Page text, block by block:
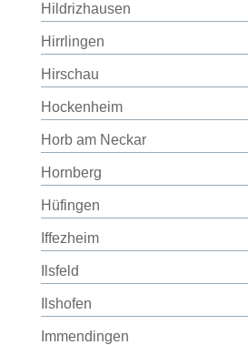
Hildrizhausen
Hirrlingen
Hirschau
Hockenheim
Horb am Neckar
Hornberg
Hüfingen
Iffezheim
Ilsfeld
Ilshofen
Immendingen